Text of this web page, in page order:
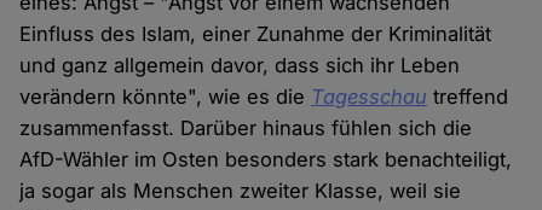
Einfluss des Islam, einer Zunahme der Kriminalität
und ganz allgemein davor, dass sich ihr Leben
verändern könnte", wie es die Tagesschau treffend
zusammenfasst. Darüber hinaus fühlen sich die
AfD-Wähler im Osten besonders stark benachteiligt,
ja sogar als Menschen zweiter Klasse, weil sie